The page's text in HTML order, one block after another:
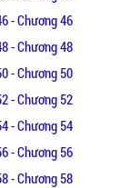
- Chương 46
- Chương 48
- Chương 50
- Chương 52
- Chương 54
- Chương 56
- Chương 58